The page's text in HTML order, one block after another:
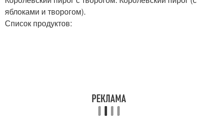
яблоками и творогом).
Список продуктов: